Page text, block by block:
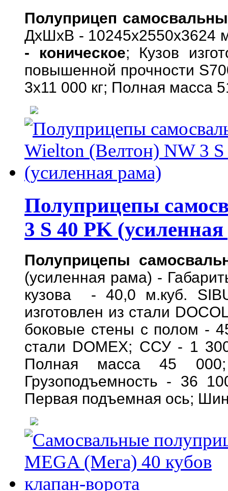
Полуприцеп
ДхШхВ - 10245х2550х3624
- коническое; Кузов
повышенной прочности
3х11 000 кг; Полная масса
Полуприцепы
3 S 40 PK
Полуприцепы
(усиленная рама) -
кузова - 40,0 м.куб.
изготовлен из стали
боковые стены с полом -
стали DOMEX; ССУ - 1
Полная масса 45
Грузоподъемность - 36
Первая подъемная ось;